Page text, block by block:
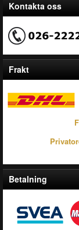
Kontakta oss
Frakt
Betalning